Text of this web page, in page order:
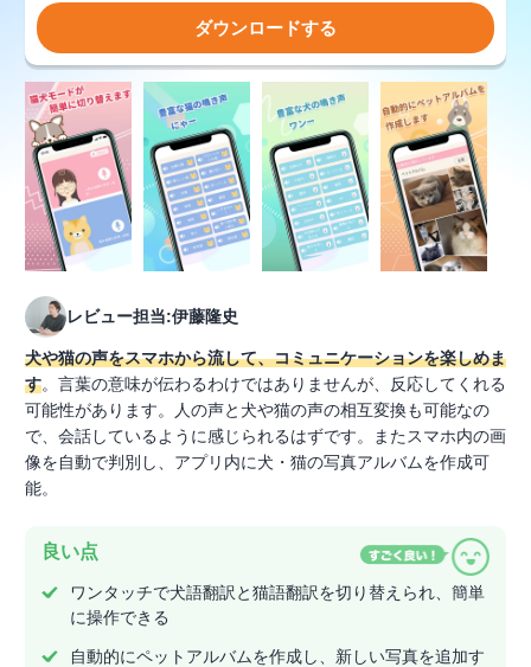
ダウンロードする
レビュー担当:伊藤隆史
犬や猫の声をスマホから流して、コミュニケーションを楽しめま
す。言葉の意味が伝わるわけではありませんが、反応してくれる
可能性があります。人の声と犬や猫の声の相互変換も可能なの
で、会話しているように感じられるはずです。またスマホ内の画
像を自動で判別し、アプリ内に犬・猫の写真アルバムを作成可
能。
良い点
ワンタッチで犬語翻訳と猫語翻訳を切り替えられ、簡単
に操作できる
自動的にペットアルバムを作成し、新しい写真を追加す